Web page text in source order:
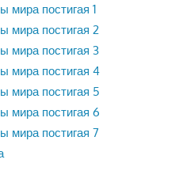
мира постигая 1
мира постигая 2
мира постигая 3
мира постигая 4
мира постигая 5
мира постигая 6
мира постигая 7